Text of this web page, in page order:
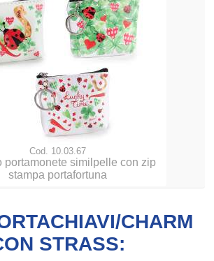
Cod. 10.03.67
portamonete similpelle con zip
stampa portafortuna
CHARM
STRASS: